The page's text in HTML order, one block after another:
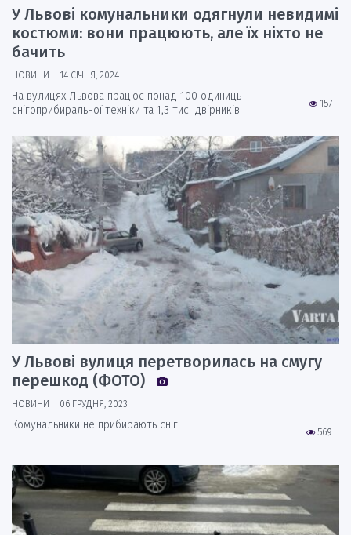
У Львові комунальники одягнули невидимі
костюми: вони працюють, але їх ніхто не
бачить
НОВИНИ 14 СІЧНЯ, 2024
157
На вулицях Львова працює понад 100 одиниць
снігоприбиральної техніки та 1,3 тис. двірників
У Львові вулиця перетворилась на смугу
перешкод (ФОТО)
НОВИНИ 06 ГРУДНЯ, 2023
569
Комунальники не прибирають сніг